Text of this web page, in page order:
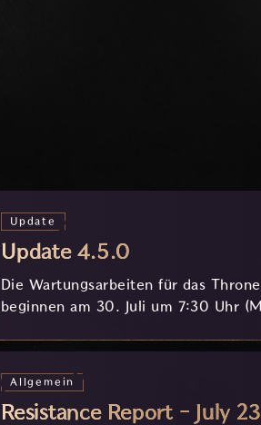
Update
Update 4.5.0
Die Wartungsarbeiten für das
beginnen am 30. Juli um 7:30 Uhr
Allgemein
Resistance Report - July